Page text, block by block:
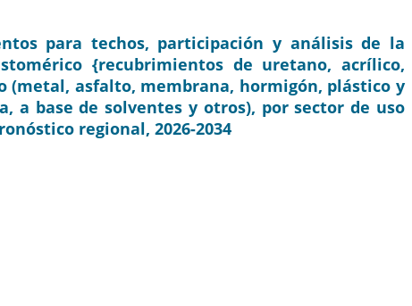
para techos, participación y análisis de la
{recubrimientos de uretano, acrílico,
(metal, asfalto, membrana, hormigón, plástico y
a base de solventes y otros), por sector de uso
regional, 2026-2034